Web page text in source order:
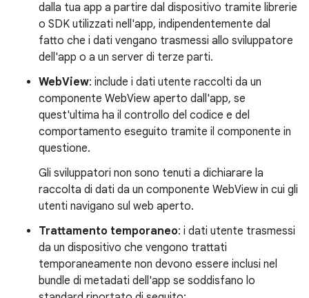
dalla tua app a partire dal dispositivo tramite librerie
o SDK utilizzati nell'app, indipendentemente dal
fatto che i dati vengano trasmessi allo sviluppatore
dell'app o a un server di terze parti.
WebView: include i dati utente raccolti da un
componente WebView aperto dall'app, se
quest'ultima ha il controllo del codice e del
comportamento eseguito tramite il componente in
questione.
Gli sviluppatori non sono tenuti a dichiarare la
raccolta di dati da un componente WebView in cui gli
utenti navigano sul web aperto.
Trattamento temporaneo: i dati utente trasmessi
da un dispositivo che vengono trattati
temporaneamente non devono essere inclusi nel
bundle di metadati dell'app se soddisfano lo